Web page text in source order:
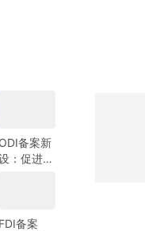
ODI备案新
：促进中
FDI备案